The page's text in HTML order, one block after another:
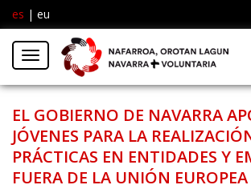
es | eu
Menú
EL GOBIERNO DE NAVARRA
JÓVENES PARA LA
PRÁCTICAS EN ENTIDADES Y
FUERA DE LA UNIÓN EUROPEA